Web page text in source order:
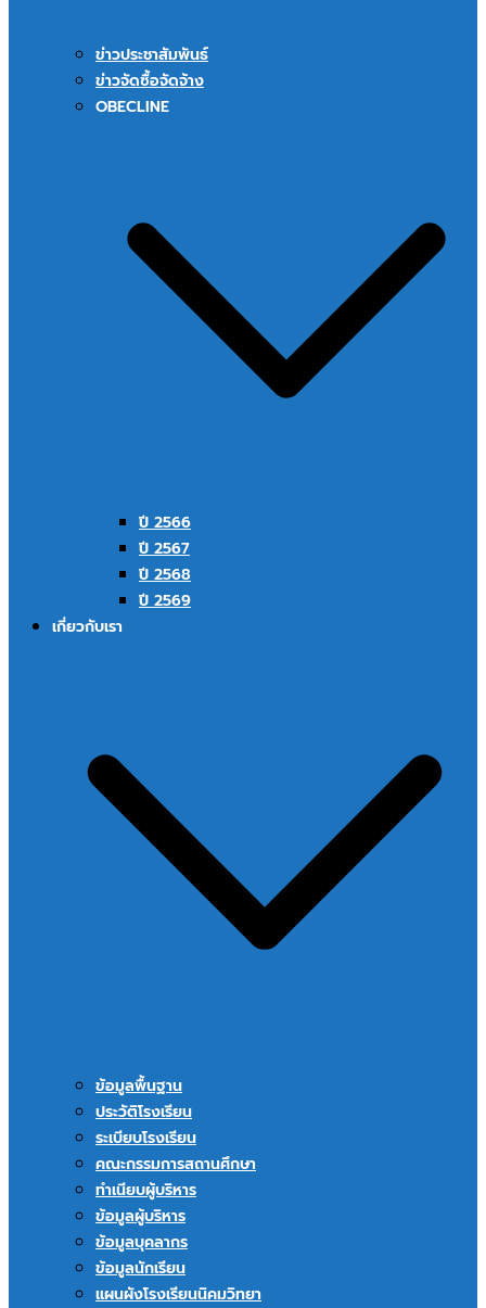
ข่าวประชาสัมพันธ์
ข่าวจัดซื้อจัดจ้าง
OBECLINE
ปี 2566
ปี 2567
ปี 2568
ปี 2569
เกี่ยวกับเรา
ข้อมูลพื้นฐาน
ประวัติโรงเรียน
ระเบียบโรงเรียน
คณะกรรมการสถานศึกษา
ทำเนียบผู้บริหาร
ข้อมูลผู้บริหาร
ข้อมูลบุคลากร
ข้อมูลนักเรียน
แผนผังโรงเรียนนิคมวิทยา